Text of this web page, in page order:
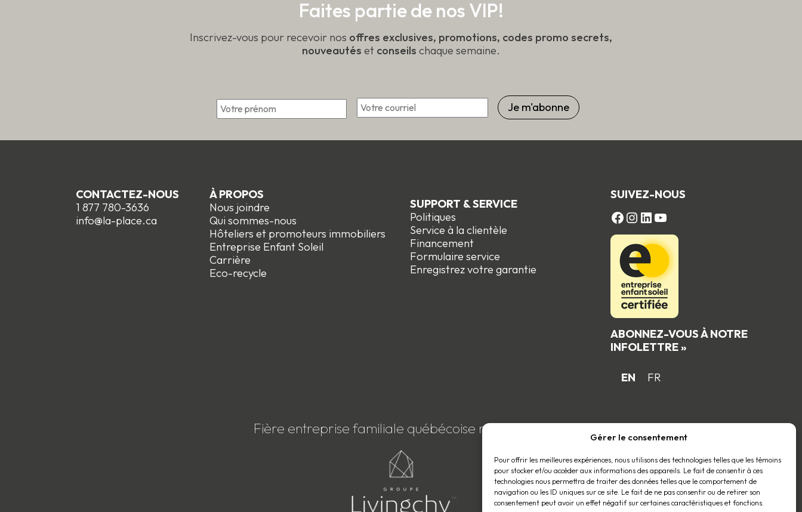
Gérer le consentement
Pour offrir les meilleures expériences, nous utilisons des technologies telles que les témoins
pour stocker et/ou accéder aux informations des appareils. Le fait de consentir à ces
technologies nous permettra de traiter des données telles que le comportement de
navigation ou les ID uniques sur ce site. Le fait de ne pas consentir ou de retirer son
consentement peut avoir un effet négatif sur certaines caractéristiques et fonctions.
Faites partie de nos VIP!
Inscrivez-vous pour recevoir nos offres exclusives, promotions, codes promo secrets,
nouveautés et conseils chaque semaine.
Prénom
CONTACTEZ-NOUS
1 877 780-3636
info@la-place.ca
À PROPOS
Nous joindre
Qui sommes-nous
Hôteliers et promoteurs immobiliers
Entreprise Enfant Soleil
Carrière
Eco-recycle
SUPPORT & SERVICE
Politiques
Service à la clientèle
Financement
Formulaire service
Enregistrez votre garantie
SUIVEZ-NOUS
FACEBOOK
Instagram
LinkedIn
YouTube
ABONNEZ-VOUS À NOTRE
INFOLETTRE »
EN FR
Fière entreprise familiale québécoise membre du